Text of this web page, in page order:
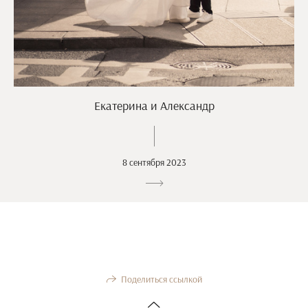
Екатерина и Александр
8 сентября 2023
Поделиться ссылкой